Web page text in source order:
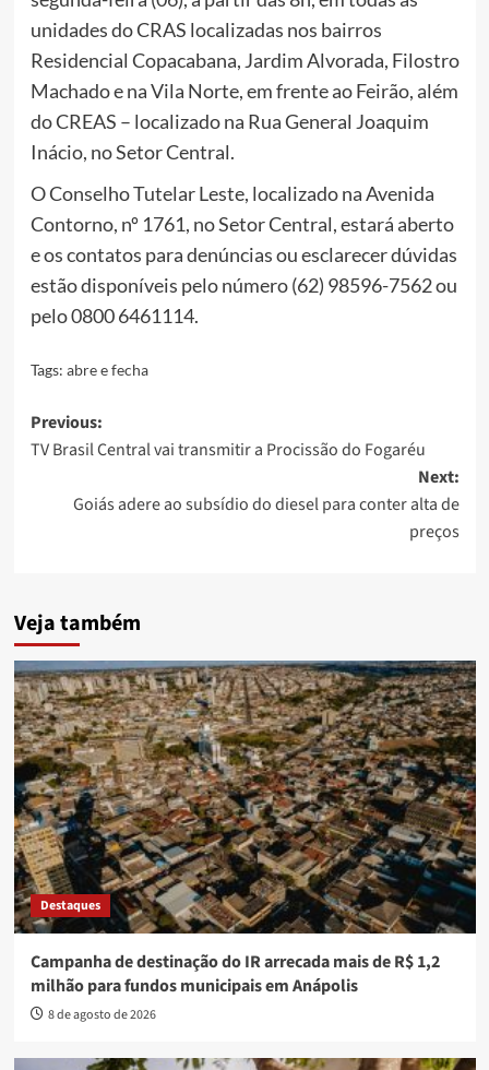
unidades do CRAS localizadas nos bairros
Residencial Copacabana, Jardim Alvorada, Filostro
Machado e na Vila Norte, em frente ao Feirão, além
do CREAS – localizado na Rua General Joaquim
Inácio, no Setor Central.
O Conselho Tutelar Leste, localizado na Avenida
Contorno, nº 1761, no Setor Central, estará aberto
e os contatos para denúncias ou esclarecer dúvidas
estão disponíveis pelo número (62) 98596-7562 ou
pelo 0800 6461114.
Tags: abre e fecha
Post
navigation
Previous:
TV Brasil Central vai transmitir a Procissão do Fogaréu
Next:
Goiás adere ao subsídio do diesel para conter alta de
preços
Veja também
Destaques
Campanha de destinação do IR arrecada mais de R$ 1,2
milhão para fundos municipais em Anápolis
8 de agosto de 2026